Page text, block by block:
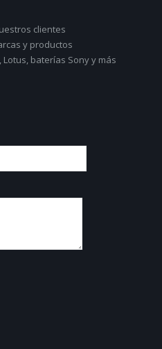
clientes
y productos
baterías Sony y más